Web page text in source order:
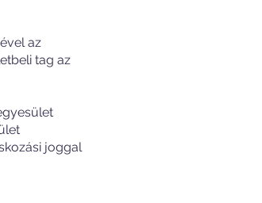
az
tag az
joggal